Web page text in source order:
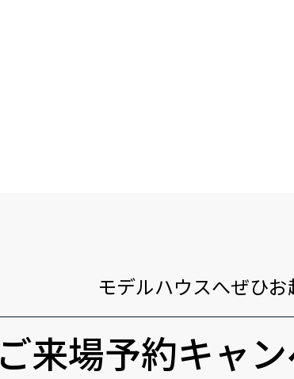
モデルハウスへぜひ
ご来場予約キャ